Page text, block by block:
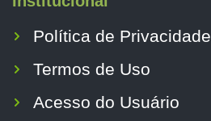
Política de Privacidade
Termos de Uso
Acesso do Usuário